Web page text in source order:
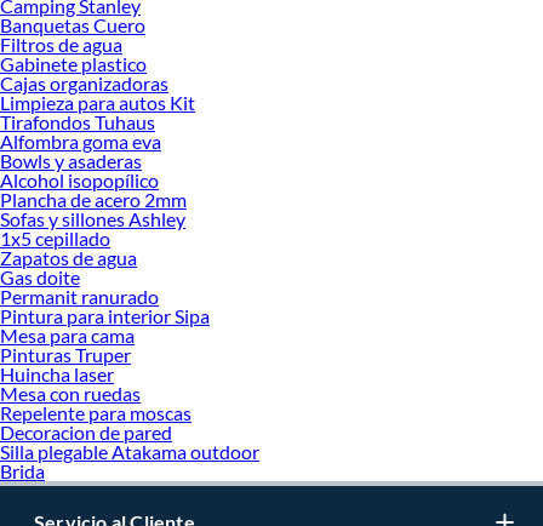
Camping Stanley
Banquetas Cuero
Filtros de agua
Gabinete plastico
Cajas organizadoras
Limpieza para autos Kit
Tirafondos Tuhaus
Alfombra goma eva
Bowls y asaderas
Alcohol isopopílico
Plancha de acero 2mm
Sofas y sillones Ashley
1x5 cepillado
Zapatos de agua
Gas doite
Permanit ranurado
Pintura para interior Sipa
Mesa para cama
Pinturas Truper
Huincha laser
Mesa con ruedas
Repelente para moscas
Decoracion de pared
Silla plegable Atakama outdoor
Brida